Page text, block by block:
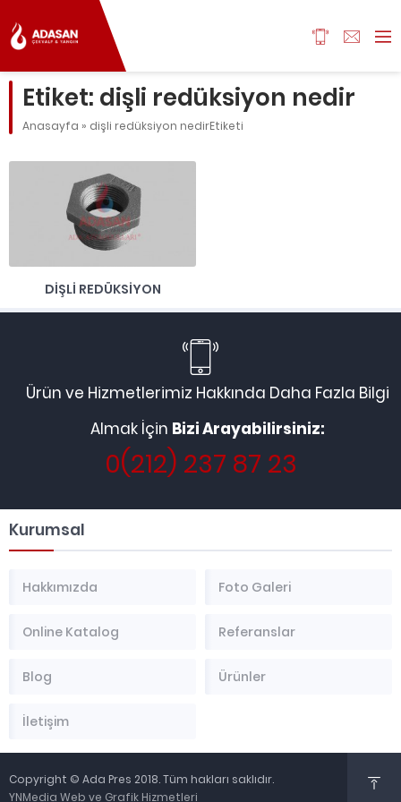
Etiket: dişli redüksiyon nedir
Anasayfa » dişli redüksiyon nedirEtiketi
DIŞLI REDÜKSIYON
Ürün ve Hizmetlerimiz Hakkında Daha Fazla Bilgi
Almak İçin Bizi Arayabilirsiniz:
0(212) 237 87 23
Kurumsal
Hakkımızda Foto Galeri
Online Katalog Referanslar
Blog Ürünler
İletişim
Copyright © Ada Pres 2018. Tüm hakları saklıdır.
YNMedia Web ve Grafik Hizmetleri